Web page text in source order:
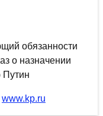
www.kp.ru